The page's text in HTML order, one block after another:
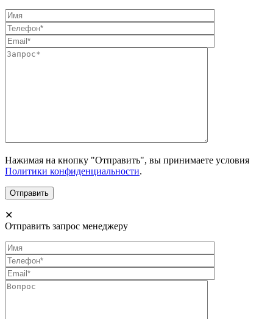
Нажимая на кнопку "Отправить", вы принимаете условия
Политики конфиденциальности.
✕
Отправить запрос менеджеру